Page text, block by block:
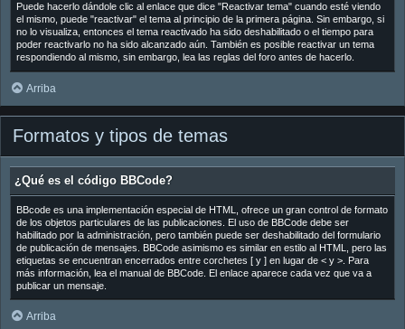
Puede hacerlo dándole clic al enlace que dice "Reactivar tema" cuando esté viendo
el mismo, puede "reactivar" el tema al principio de la primera página. Sin embargo, si
no lo visualiza, entonces el tema reactivado ha sido deshabilitado o el tiempo para
poder reactivarlo no ha sido alcanzado aún. También es posible reactivar un tema
respondiendo al mismo, sin embargo, lea las reglas del foro antes de hacerlo.
Arriba
Formatos y tipos de temas
¿Qué es el código BBCode?
BBcode es una implementación especial de HTML, ofrece un gran control de formato
de los objetos particulares de las publicaciones. El uso de BBCode debe ser
habilitado por la administración, pero también puede ser deshabilitado del formulario
de publicación de mensajes. BBCode asimismo es similar en estilo al HTML, pero las
etiquetas se encuentran encerrados entre corchetes [ y ] en lugar de < y >. Para
más información, lea el manual de BBCode. El enlace aparece cada vez que va a
publicar un mensaje.
Arriba